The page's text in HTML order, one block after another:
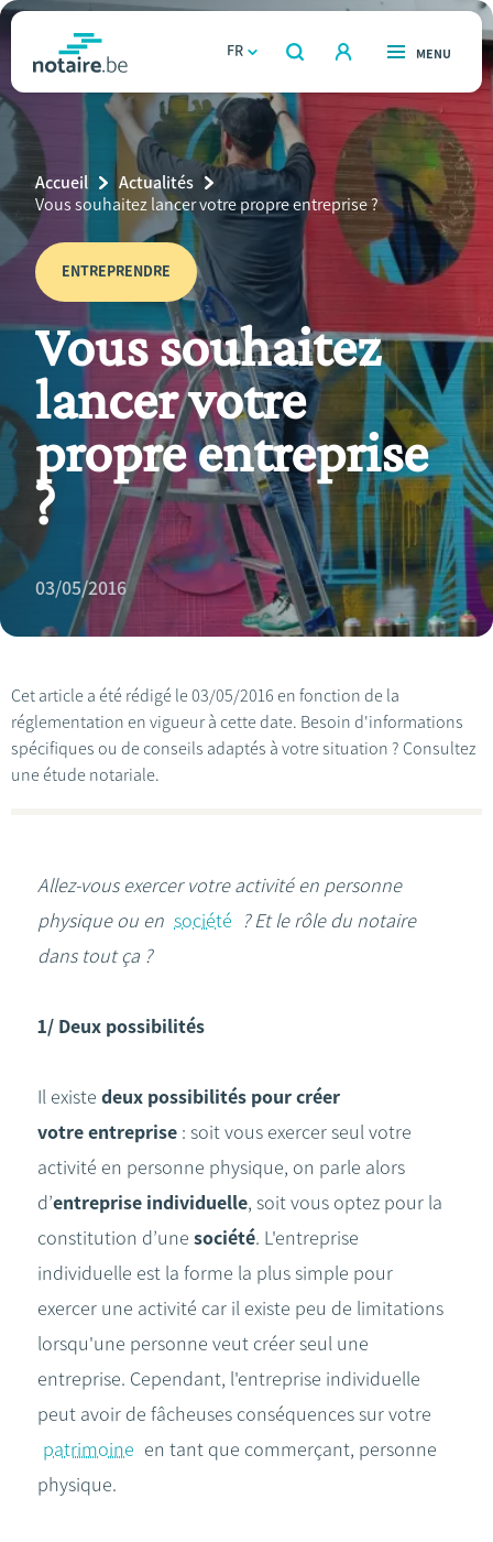
Aller
contenu
principal
notaire.behomepage
FR
OUVERT
RECHERCHER
OUVERT
MENU
Immobilier
Relations et vivre ensemble
Héritage et donations
Entreprendre
Le notaire
Calculateurs
TROUVER UN NOTAIRE
Breadcrumb
Accueil
Actualités
Current
Page:
Vous souhaitez lancer votre propre entreprise ?
ENTREPRENDRE
Vous souhaitez
lancer votre
propre entreprise
?
03/05/2016
Cet article a été rédigé le 03/05/2016 en fonction de la
réglementation en vigueur à cette date. Besoin d'informations
spécifiques ou de conseils adaptés à votre situation ? Consultez
une étude notariale.
Allez-vous exercer votre activité en personne
physique ou en société ? Et le rôle du notaire
dans tout ça ?
1/ Deux possibilités
Il existe deux possibilités pour créer
votre entreprise : soit vous exercer seul votre
activité en personne physique, on parle alors
d’entreprise individuelle, soit vous optez pour la
constitution d’une société. L'entreprise
individuelle est la forme la plus simple pour
exercer une activité car il existe peu de limitations
lorsqu'une personne veut créer seul une
entreprise. Cependant, l'entreprise individuelle
peut avoir de fâcheuses conséquences sur votre
patrimoine en tant que commerçant, personne
physique.